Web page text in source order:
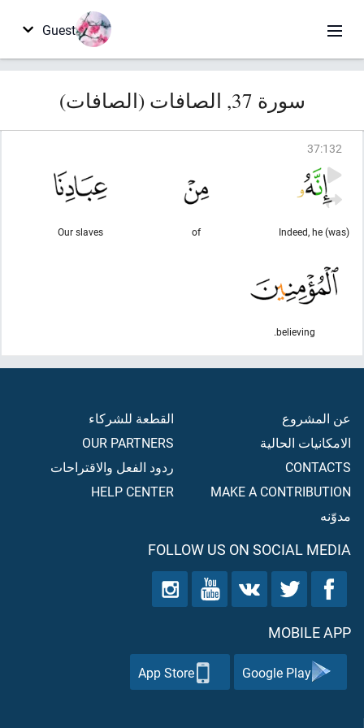
Guest
سورة 37, الصافات (الصافات)
37:132
Indeed, he (was)
of
Our slaves
believing.
عن المشروع
الامكانيات الحالية
CONTACTS
MAKE A CONTRIBUTION
مدوّنه
القطعة للشركاء
OUR PARTNERS
ردود الفعل والاقتراحات
HELP CENTER
FOLLOW US ON SOCIAL MEDIA
MOBILE APP
Google Play
App Store